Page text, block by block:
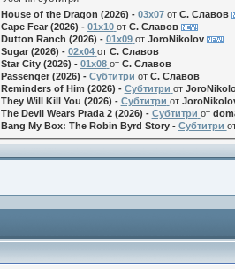
House of the Dragon (2026) - 03x07 от С. Славов
Cape Fear (2026) - 01x10 от С. Славов
Dutton Ranch (2026) - 01x09 от JoroNikolov
Sugar (2026) - 02x04 от С. Славов
Star City (2026) - 01x08 от С. Славов
Passenger (2026) - Субтитри от С. Славов
Reminders of Him (2026) - Субтитри от
They Will Kill You (2026) - Субтитри от
The Devil Wears Prada 2 (2026) - Субтитри от
Bang My Box: The Robin Byrd Story - Субтитри